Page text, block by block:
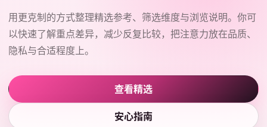
用更克制的方式整理精选参考、筛选维度与浏览说明。你可
以快速了解重点差异，减少反复比较，把注意力放在品质、
隐私与合适程度上。
查看精选
安心指南